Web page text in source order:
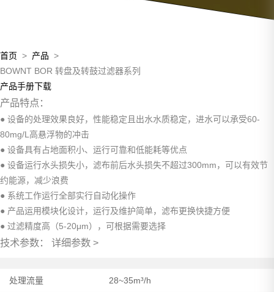
首页 > 产品 >
BOWNT BOR 转盘及转鼓过滤器系列
产品手册下载
产品特点：
● 设备的处理效果良好，性能稳定且出水水质稳定，进水可以承受60-
80mg/L高悬浮物的冲击
● 设备具有占地面积小、运行可靠和低能耗等优点
● 设备运行水头损失小，滤布前后水头损失不超过300mm，可以有效节
约能源，减少浪费
● 系统工作运行全部实行自动化操作
● 产品运用模块化设计，运行及维护简单，滤布更换快捷方便
● 过滤精度高（5-20μm），可根据需要选择
技术参数： 详细参数 >
处理流量 28~35m³/h